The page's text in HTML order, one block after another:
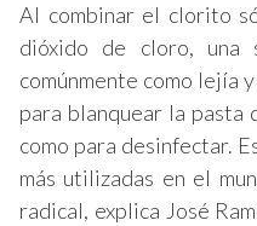
Al combinar el clorito
dióxido de cloro, una
comúnmente como lejía
para blanquear la pasta
como para desinfectar.
más utilizadas en el
radical, explica José